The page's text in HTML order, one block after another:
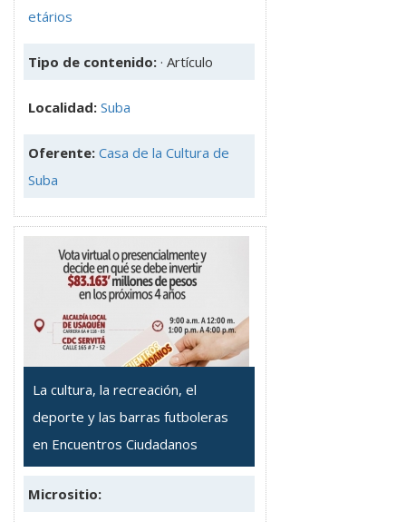
etários
Tipo de contenido: · Artículo
Localidad: Suba
Oferente: Casa de la Cultura de
Suba
La cultura, la recreación, el
deporte y las barras futboleras
en Encuentros Ciudadanos
Micrositio: